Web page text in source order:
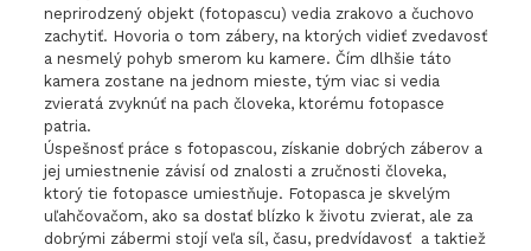
neprirodzený objekt (fotopascu) vedia zrakovo a čuchovo
zachytiť. Hovoria o tom zábery, na ktorých vidieť zvedavosť
a nesmelý pohyb smerom ku kamere. Čím dlhšie táto
kamera zostane na jednom mieste, tým viac si vedia
zvieratá zvyknúť na pach človeka, ktorému fotopasce
patria.
Úspešnosť práce s fotopascou, získanie dobrých záberov a
jej umiestnenie závisí od znalosti a zručnosti človeka,
ktorý tie fotopasce umiestňuje. Fotopasca je skvelým
uľahčovačom, ako sa dostať blízko k životu zvierat, ale za
dobrými zábermi stojí veľa síl, času, predvídavosť a taktiež